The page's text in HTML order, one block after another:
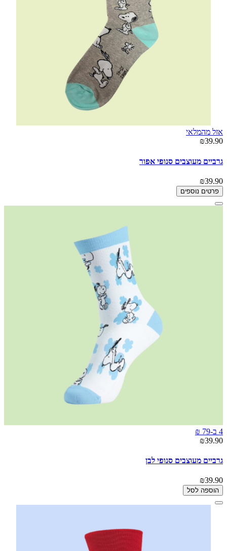
אזל מהמלאי
₪39.90
גרביים מעוצבים סנופי אפור
₪39.90
פרטים נוספים
4 ב-79 ₪
₪39.90
גרביים מעוצבים סנופי לבן
₪39.90
הוספה לסל